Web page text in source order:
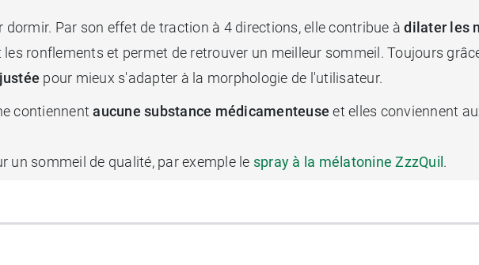
dormir. Par son effet de traction à 4 directions, elle contribue àdilater les
les ronflements et permet de retrouver un meilleur sommeil. Toujours
pour mieux s'adapter à la morphologie de l'utilisateur.
contiennentaucune substance médicamenteuse et elles conviennent
un sommeil de qualité, par exemple le spray à la mélatonine ZzzQuil.